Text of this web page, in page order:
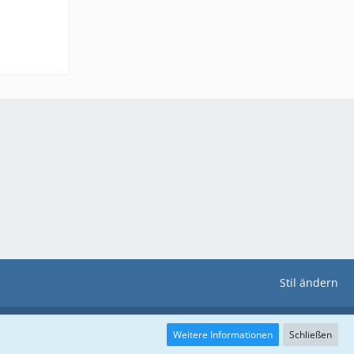
Stil ändern
Weitere Informationen Schließen